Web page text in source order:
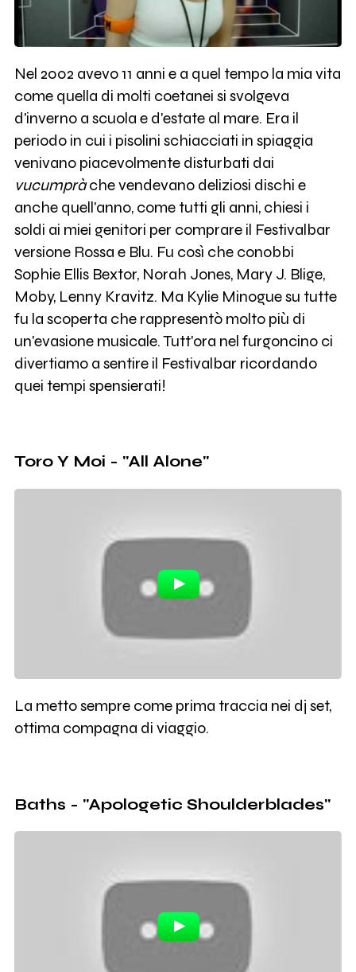
Nel 2002 avevo 11 anni e a quel tempo la mia vita
come quella di molti coetanei si svolgeva
d'inverno a scuola e d'estate al mare. Era il
periodo in cui i pisolini schiacciati in spiaggia
venivano piacevolmente disturbati dai
vucumpràche vendevano deliziosi dischi e
anche quell'anno, come tutti gli anni, chiesi i
soldi ai miei genitori per comprare il Festivalbar
versione Rossa e Blu. Fu così che conobbi
Sophie Ellis Bextor, Norah Jones, Mary J. Blige,
Moby, Lenny Kravitz. Ma Kylie Minogue su tutte
fu la scoperta che rappresentò molto più di
un'evasione musicale. Tutt'ora nel furgoncino ci
divertiamo a sentire il Festivalbar ricordando
quei tempi spensierati!
Toro Y Moi - "All Alone"
La metto sempre come prima traccia nei dj set,
ottima compagna di viaggio.
Baths - "Apologetic Shoulderblades"